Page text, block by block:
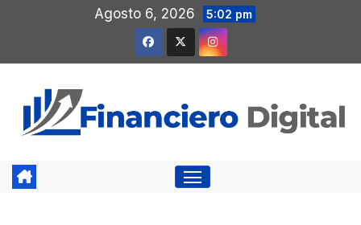
contenido
Agosto 6, 2026 5:02 pm